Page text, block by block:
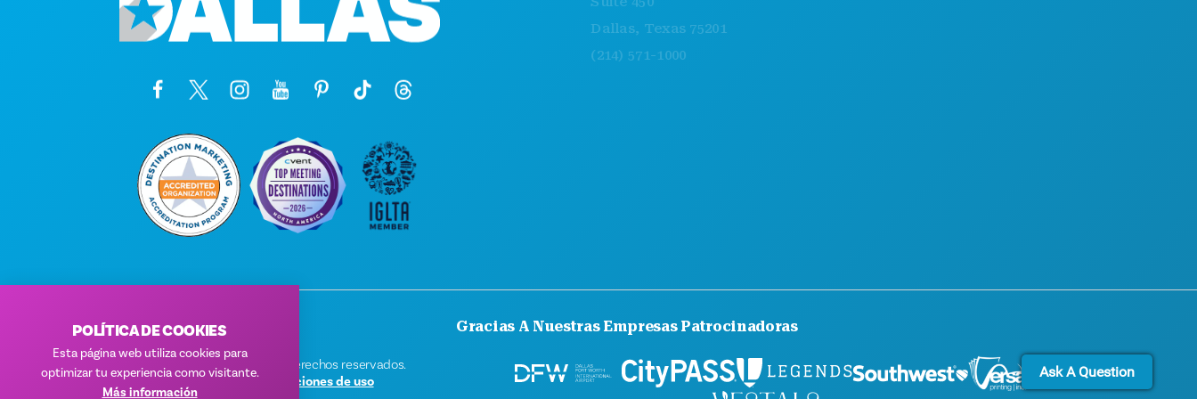
Dallas, Texas 75201
(214) 571-1000
EXPLORA
Gracias A Nuestras Empresas Patrocinadoras
© 2026 Visit Dallas. Todos los derechos reservados.
Política de privacidad| Condiciones de uso
POLÍTICA DE COOKIES
Esta página web utiliza cookies para
optimizar tu experiencia como visitante.
Más información
Ask A Question